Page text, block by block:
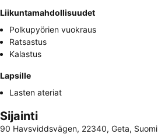
Liikuntamahdollisuudet
Polkupyörien vuokraus
Ratsastus
Kalastus
Lapsille
Lasten ateriat
Sijainti
90 Havsviddsvägen, 22340, Geta, Suomi